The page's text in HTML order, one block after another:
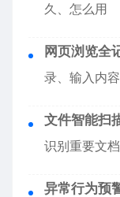
久、怎么用
网页浏览全
录、输入内容
文件智能扫
识别重要文档
异常行为预